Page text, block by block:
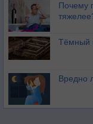
Почему
Тёмный
Вредно